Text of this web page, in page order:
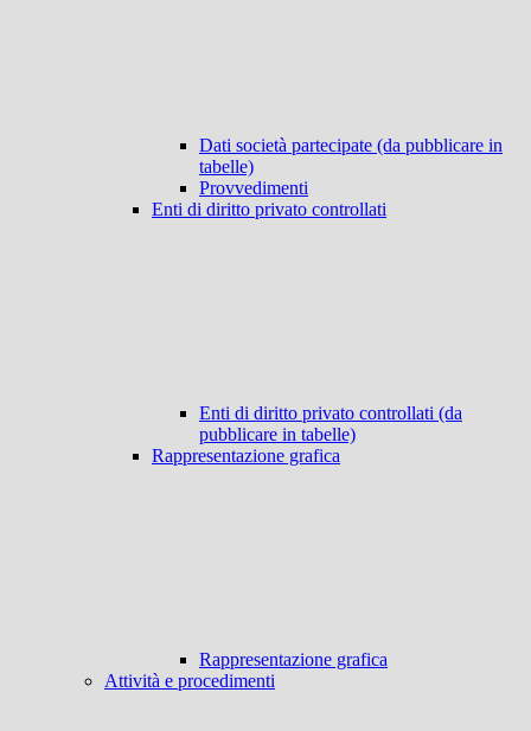
Dati società partecipate (da pubblicare in
tabelle)
Provvedimenti
Enti di diritto privato controllati
Enti di diritto privato controllati (da
pubblicare in tabelle)
Rappresentazione grafica
Rappresentazione grafica
Attività e procedimenti